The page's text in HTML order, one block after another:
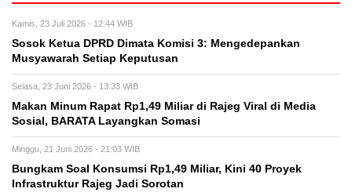
Kamis, 23 Juli 2026 - 12:44 WIB
Sosok Ketua DPRD Dimata Komisi 3: Mengedepankan
Musyawarah Setiap Keputusan
Selasa, 23 Juni 2026 - 13:33 WIB
Makan Minum Rapat Rp1,49 Miliar di Rajeg Viral di Media
Sosial, BARATA Layangkan Somasi
Minggu, 21 Juni 2026 - 21:03 WIB
Bungkam Soal Konsumsi Rp1,49 Miliar, Kini 40 Proyek
Infrastruktur Rajeg Jadi Sorotan